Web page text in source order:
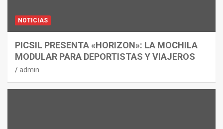
NOTICIAS
PICSIL PRESENTA «HORIZON»: LA MOCHILA
MODULAR PARA DEPORTISTAS Y VIAJEROS
admin